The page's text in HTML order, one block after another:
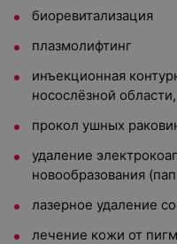
биоревитализация
плазмолифтинг
инъекционная
носослёзной
прокол ушных
удаление
новообразования
лазерное удаление
лечение кожи от